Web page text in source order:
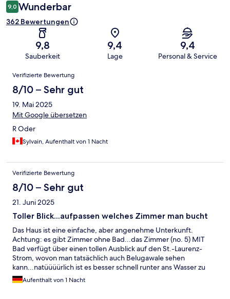
9,0 Wunderbar
362 Bewertungen
9,8
Sauberkeit
9,4
Lage
9,4
Personal & Service
Bewertungen
Verifizierte Bewertung
8/10 – Sehr gut
19. Mai 2025
Mit Google übersetzen
R Oder
Sylvain, Aufenthalt von 1 Nacht
Verifizierte Bewertung
8/10 – Sehr gut
21. Juni 2025
Toller Blick...aufpassen welches Zimmer man bucht
Das Haus ist eine einfache, aber angenehme Unterkunft.
Achtung: es gibt Zimmer ohne Bad...das Zimmer (no. 5) MIT
Bad verfügt über einen tollen Ausblick auf den St.-Laurenz-
Strom, wovon man tatsächlich auch Belugawale sehen
kann...natüüüürlich ist es besser schnell runter ans Wasser zu
gehen - dann sieht man sie noch besser. Kleiner Nachteil: keine
"Rezeption"...nur ein Zettel auf Französisch an der Tür, das man
Aufenthalt von 1 Nacht